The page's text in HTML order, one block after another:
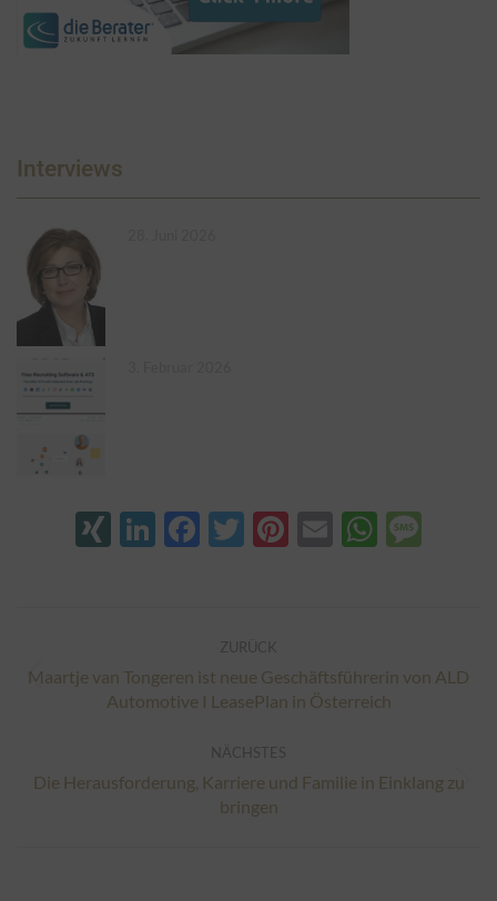
Interviews
XINGLinkedIn
Facebook
Twitter
Pinterest
Email
ZURÜCK
Vorheriger
Beitrag:
Maartje van Tongeren ist neue Geschäftsführerin von ALD
Automotive I LeasePlan in Österreich
NÄCHSTES
Nächster
Beitrag:
Die Herausforderung, Karriere und Familie in Einklang zu
bringen